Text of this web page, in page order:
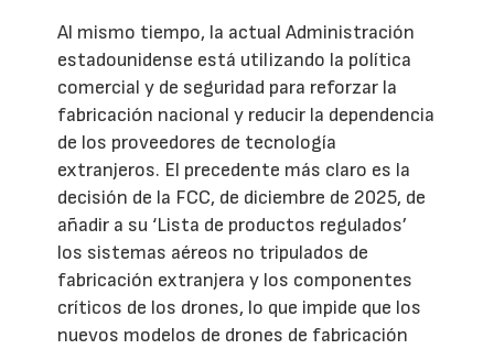
Al mismo tiempo, la actual Administración
estadounidense está utilizando la política
comercial y de seguridad para reforzar la
fabricación nacional y reducir la dependencia
de los proveedores de tecnología
extranjeros. El precedente más claro es la
decisión de la FCC, de diciembre de 2025, de
añadir a su ‘Lista de productos regulados’
los sistemas aéreos no tripulados de
fabricación extranjera y los componentes
críticos de los drones, lo que impide que los
nuevos modelos de drones de fabricación